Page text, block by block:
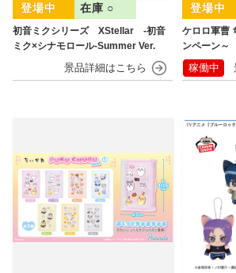
初音ミクシリーズ XStellar ‐初音
ミク×シナモロール‐Summer Ver.
在庫 ○
ケロロ軍曹
ンペーン～
稼働中